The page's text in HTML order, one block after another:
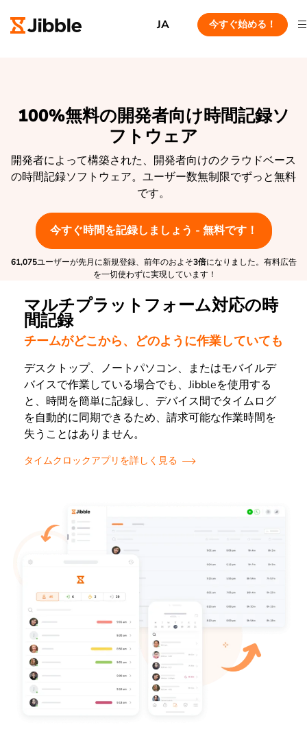
JA 今すぐ始める！
100%無料の開発者向け時間記録ソ
フトウェア
開発者によって構築された、開発者向けのクラウドベース
の時間記録ソフトウェア。ユーザー数無制限でずっと無料
です。
今すぐ時間を記録しましょう - 無料です！
61,075ユーザーが先月に新規登録、前年のおよそ3倍になりました。有料広告
を一切使わずに実現しています！
マルチプラットフォーム対応の時
間記録
チームがどこから、どのように作業していても
デスクトップ、ノートパソコン、またはモバイルデ
バイスで作業している場合でも、Jibbleを使用する
と、時間を簡単に記録し、デバイス間でタイムログ
を自動的に同期できるため、請求可能な作業時間を
失うことはありません。
タイムクロックアプリを詳しく見る